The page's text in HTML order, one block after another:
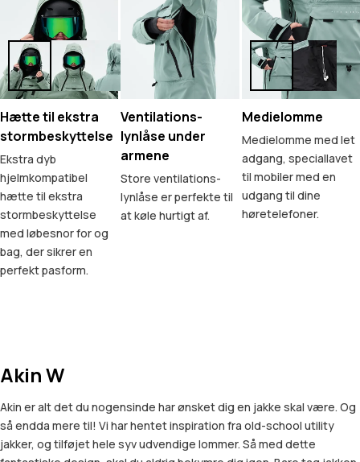
Hætte til ekstra
stormbeskyttelse
Ekstra dyb
hjelmkompatibel
hætte til ekstra
stormbeskyttelse
med løbesnor for og
bag, der sikrer en
perfekt pasform.
Ventilations-
lynlåse under
armene
Store ventilations-
lynlåse er perfekte til
at køle hurtigt af.
Medielomme
Medielomme med let
adgang, speciallavet
til mobiler med en
udgang til dine
høretelefoner.
Akin W
Akin er alt det du nogensinde har ønsket dig en jakke skal være. Og
så endda mere til! Vi har hentet inspiration fra old-school utility
jakker, og tilføjet hele syv udvendige lommer. Så med dette